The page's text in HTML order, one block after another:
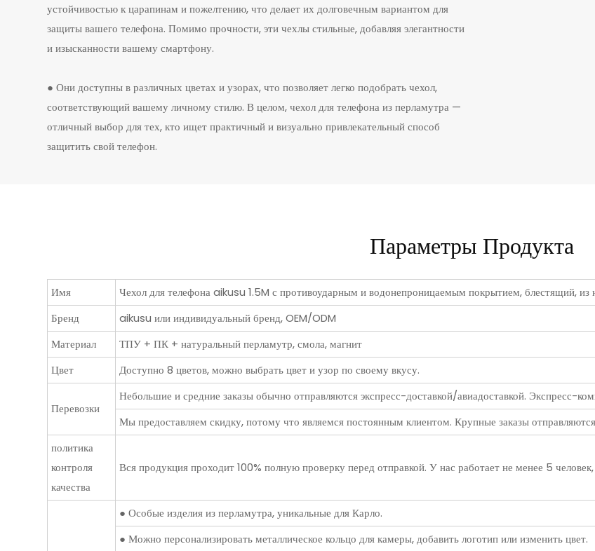
устойчивостью к царапинам и пожелтению, что делает их долговечным вариантом для
защиты вашего телефона. Помимо прочности, эти чехлы стильные, добавляя элегантности
и изысканности вашему смартфону.
● Они доступны в различных цветах и ​​узорах, что позволяет легко подобрать чехол,
соответствующий вашему личному стилю. В целом, чехол для телефона из перламутра —
отличный выбор для тех, кто ищет практичный и визуально привлекательный способ
защитить свой телефон.
Параметры Продукта
Имя
Чехол для телефона aikusu 1.5M с противоударным и водонепроницаемым покрытием, блестящий, из
Бренд
aikusu или индивидуальный бренд, OEM/ODM
Материал
ТПУ + ПК + натуральный перламутр, смола, магнит
Цвет
Доступно 8 цветов, можно выбрать цвет и узор по своему вкусу.
Перевозки
Небольшие и средние заказы обычно отправляются экспресс-доставкой/авиадоставкой. Экспресс-
Мы предоставляем скидку, потому что являемся постоянным клиентом. Крупные заказы
политика
контроля
качества
Вся продукция проходит 100% полную проверку перед отправкой. У нас работает не менее 5 человек,
● Особые изделия из перламутра, уникальные для Карло.
● Можно персонализировать металлическое кольцо для камеры, добавить логотип или изменить цвет.